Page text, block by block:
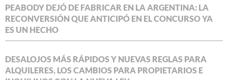
PEABODY DEJÓ DE FABRICAR EN LA ARGENTINA: LA
RECONVERSIÓN QUE ANTICIPÓ EN EL CONCURSO YA
ES UN HECHO
DESALOJOS MÁS RÁPIDOS Y NUEVAS REGLAS PARA
ALQUILERES, LOS CAMBIOS PARA PROPIETARIOS E